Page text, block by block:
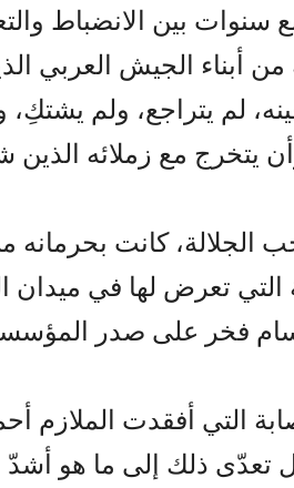
سنوات بين الانضباط
من أبناء الجيش العربي
لم يتراجع، ولم يشتكِ،
يتخرج مع زملائه
الجلالة، كانت
التي تعرض لها في
فخر على صدر
التي أفقدت الملازم
بل تعدّى ذلك إلى ما هو